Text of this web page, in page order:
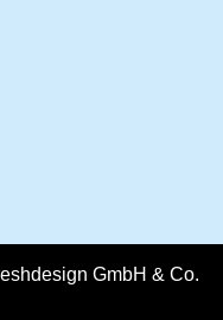
GmbH & Co.